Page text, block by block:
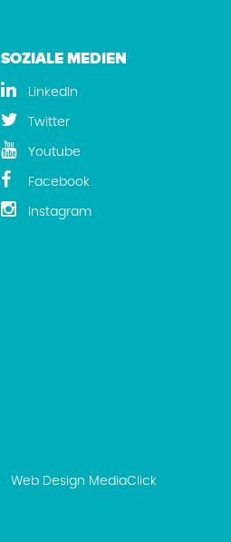
SOZIALE MEDIEN
LinkedIn
Twitter
Youtube
Facebook
Instagram
Web Design MediaClick